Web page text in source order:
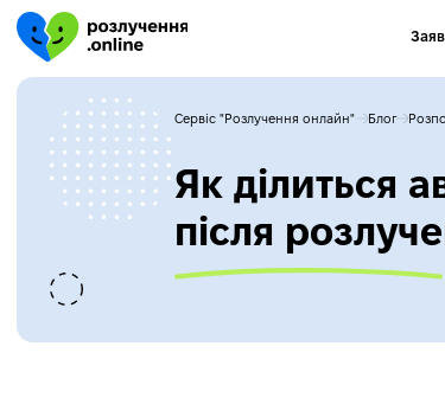
Сервіс "Розлучення онлайн" Блог
Як ділиться
після